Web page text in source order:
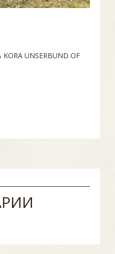
KORA UNSERBUND OF